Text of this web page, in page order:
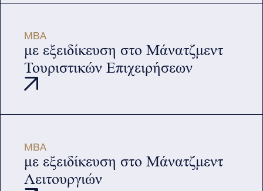
MBA
με εξειδίκευση στο Μάνατζμεντ
Τουριστικών Επιχειρήσεων
MBA
με εξειδίκευση στο Μάνατζμεντ
Λειτουργιών